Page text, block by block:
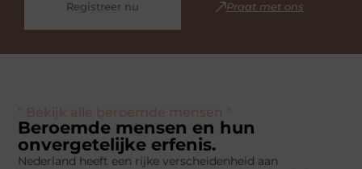
Registreer nu Praat met ons
" Bekijk alle beroemde mensen "
Beroemde mensen en hun
onvergetelijke erfenis.
Nederland heeft een rijke verscheidenheid aan